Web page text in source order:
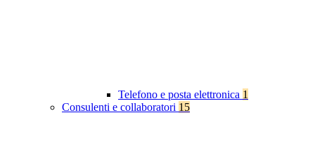
Telefono e posta elettronica 1
Consulenti e collaboratori 15